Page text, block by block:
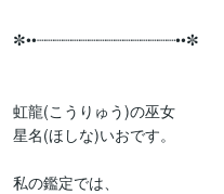
✼••┈┈┈┈┈┈┈┈┈┈┈┈┈┈┈┈••✼
虹龍(こうりゅう)の巫女
星名(ほしな)いおです。
私の鑑定では、